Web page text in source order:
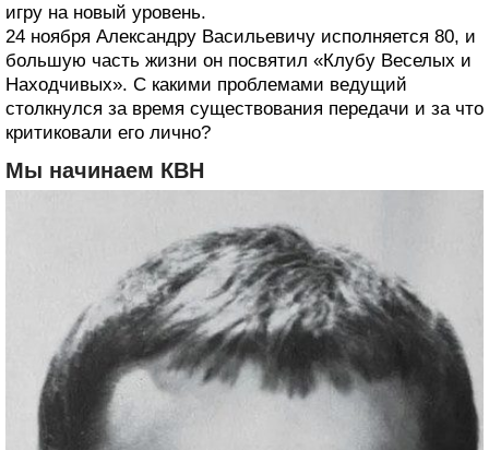
игру на новый уровень.
24 ноября Александру Васильевичу исполняется 80, и
большую часть жизни он посвятил «Клубу Веселых и
Находчивых». С какими проблемами ведущий
столкнулся за время существования передачи и за что
критиковали его лично?
Мы начинаем КВН